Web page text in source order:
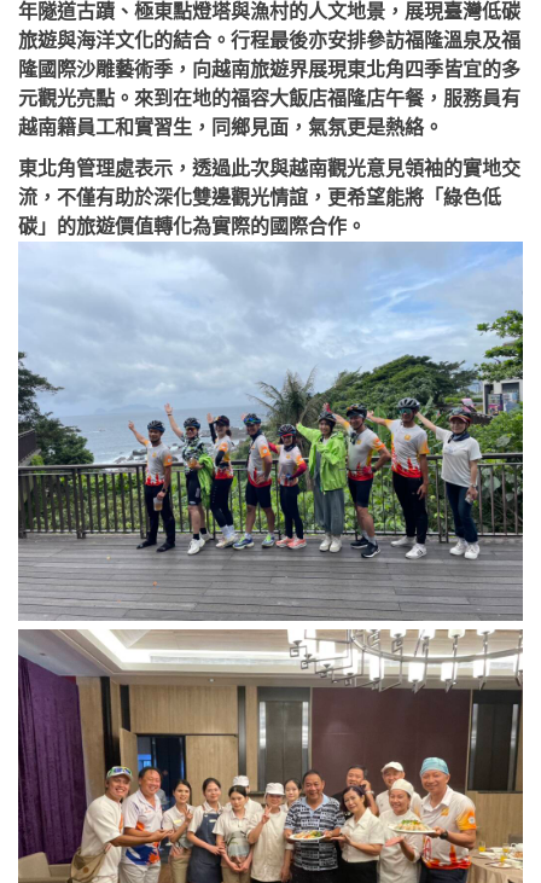
年隧道古蹟、極東點燈塔與漁村的人文地景，展現臺灣低碳
旅遊與海洋文化的結合。行程最後亦安排參訪福隆溫泉及福
隆國際沙雕藝術季，向越南旅遊界展現東北角四季皆宜的多
元觀光亮點。來到在地的福容大飯店福隆店午餐，服務員有
越南籍員工和實習生，同鄉見面，氣氛更是熱絡。
東北角管理處表示，透過此次與越南觀光意見領袖的實地交
流，不僅有助於深化雙邊觀光情誼，更希望能將「綠色低
碳」的旅遊價值轉化為實際的國際合作。